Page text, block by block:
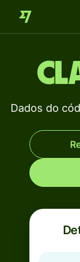
Dados do